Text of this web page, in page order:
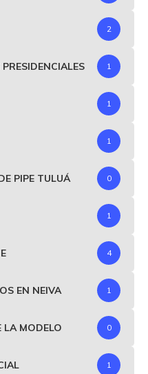
2
1
1
1
PIPE TULUÁ 0
1
4
EN NEIVA 1
LA MODELO 0
1